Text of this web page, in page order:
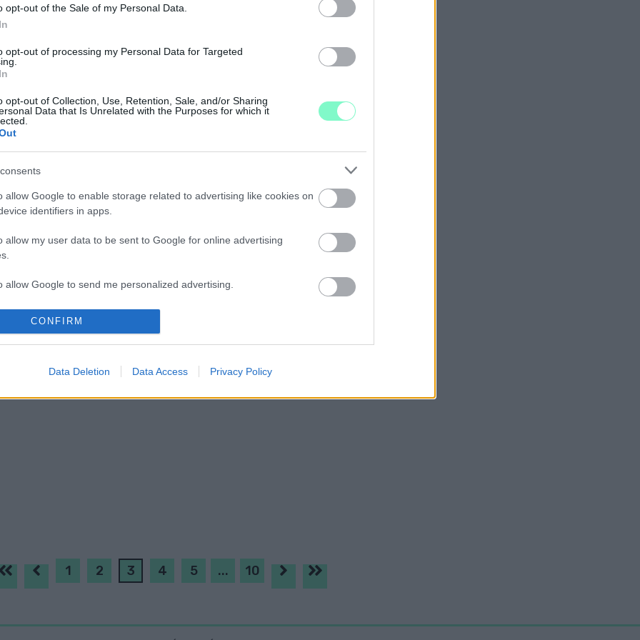
opt-out of the Sale of my Personal Data.
opt-out of processing my Personal Data for Targeted
opt-out of Collection, Use, Retention, Sale, and/or Sharing
Data that Is Unrelated with the Purposes for which it
allow Google to enable storage related to advertising like cookies on
identifiers in apps.
allow my user data to be sent to Google for online advertising
allow Google to send me personalized advertising.
allow Google to enable storage related to analytics like cookies on
identifiers in apps.
CONFIRM
Data Deletion Data Access Privacy Policy
PÉNTEKEN
1 2 3 4 5 ... 10